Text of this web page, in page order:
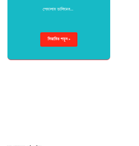
পেয়ালায় ডালিমের…
বিস্তারিত পড়ুন »